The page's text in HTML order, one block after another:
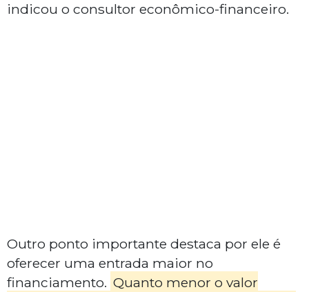
indicou o consultor econômico-financeiro.
Outro ponto importante destaca por ele é
oferecer uma entrada maior no
financiamento. Quanto menor o valor